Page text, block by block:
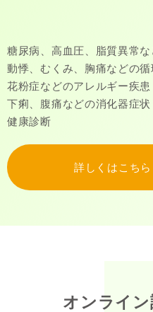
糖尿病、高血圧、脂質異常
動悸、むくみ、胸痛などの循
花粉症などのアレルギー疾患
下痢、腹痛などの消化器症状
健康診断
詳しくはこちら
オンライ